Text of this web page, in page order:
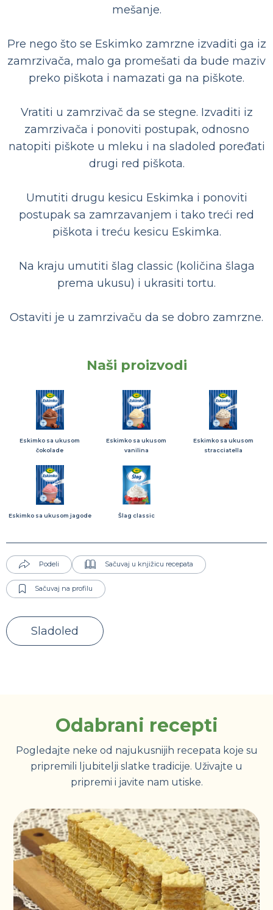
mešanje.
Pre nego što se Eskimko zamrzne izvaditi ga iz
zamrzivača, malo ga promešati da bude maziv
preko piškota i namazati ga na piškote.
Vratiti u zamrzivač da se stegne. Izvaditi iz
zamrzivača i ponoviti postupak, odnosno
natopiti piškote u mleku i na sladoled poređati
drugi red piškota.
Umutiti drugu kesicu Eskimka i ponoviti
postupak sa zamrzavanjem i tako treći red
piškota i treću kesicu Eskimka.
Na kraju umutiti šlag classic (količina šlaga
prema ukusu) i ukrasiti tortu.
Ostaviti je u zamrzivaču da se dobro zamrzne.
Naši proizvodi
Eskimko sa ukusom
čokolade
Eskimko sa ukusom
vanilina
Eskimko sa ukusom
stracciatella
Eskimko sa ukusom jagode Šlag classic
Podeli Sačuvaj u knjižicu recepata
Sačuvaj na profilu
Sladoled
Odabrani recepti
Pogledajte neke od najukusnijih recepata koje su
pripremili ljubitelji slatke tradicije. Uživajte u
pripremi i javite nam utiske.